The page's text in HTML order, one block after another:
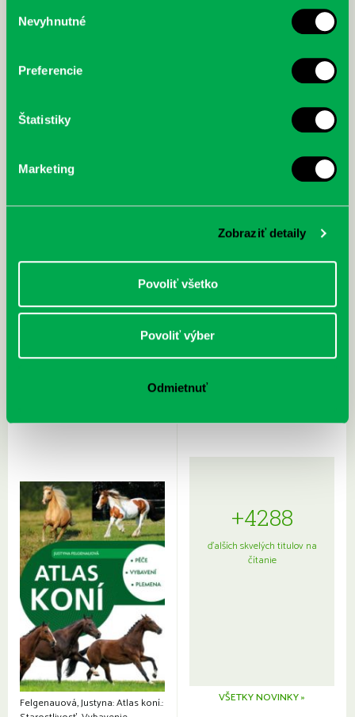
súhlasu
Nevyhnutné
Preferencie
Štatistiky
Marketing
Zobraziť detaily
Povoliť všetko
Povoliť výber
Odmietnuť
McGrath, Andy: Tadej Pogačar:
nezastaviteľný
Rudź, Przemyslaw: Atlas hviezd:
Hardy, Paula: Japonsko na tanieri:
japonskou kuchyňou a etiketou
Felgenauová, Justyna: Atlas koní.:
+4288
ďalších skvelých titulov na
čítanie
VŠETKY NOVINKY »